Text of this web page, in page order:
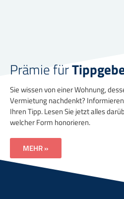
Prämie für
Sie wissen von einer Wohnung,
Vermietung nachdenkt?
Ihren Tipp. Lesen Sie jetzt alles
welcher Form honorieren.
MEHR »